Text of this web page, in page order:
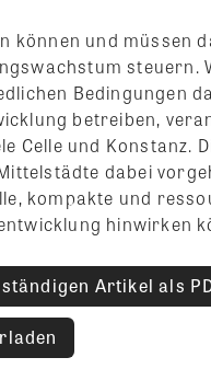
können und müssen
steuern.
Bedingungen
betreiben,
Celle und Konstanz.
dabei
kompakte und
hinwirken
Artikel als